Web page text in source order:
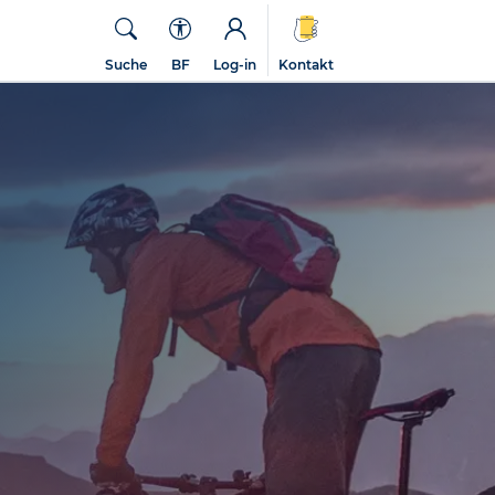
Suche BF Log-in Kontakt